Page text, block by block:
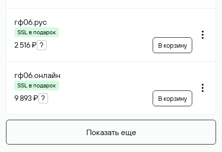
гф06.рус
SSL в подарок
2 516 ₽ ? В корзину
гф06.онлайн
SSL в подарок
9 893 ₽ ? В корзину
Показать еще